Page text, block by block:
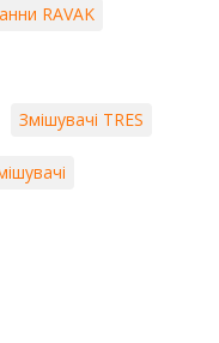
RAVAK
Змішувачі TRES